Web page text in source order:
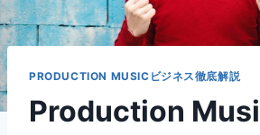
PRODUCTION MUSICビジネス徹底解説
Production